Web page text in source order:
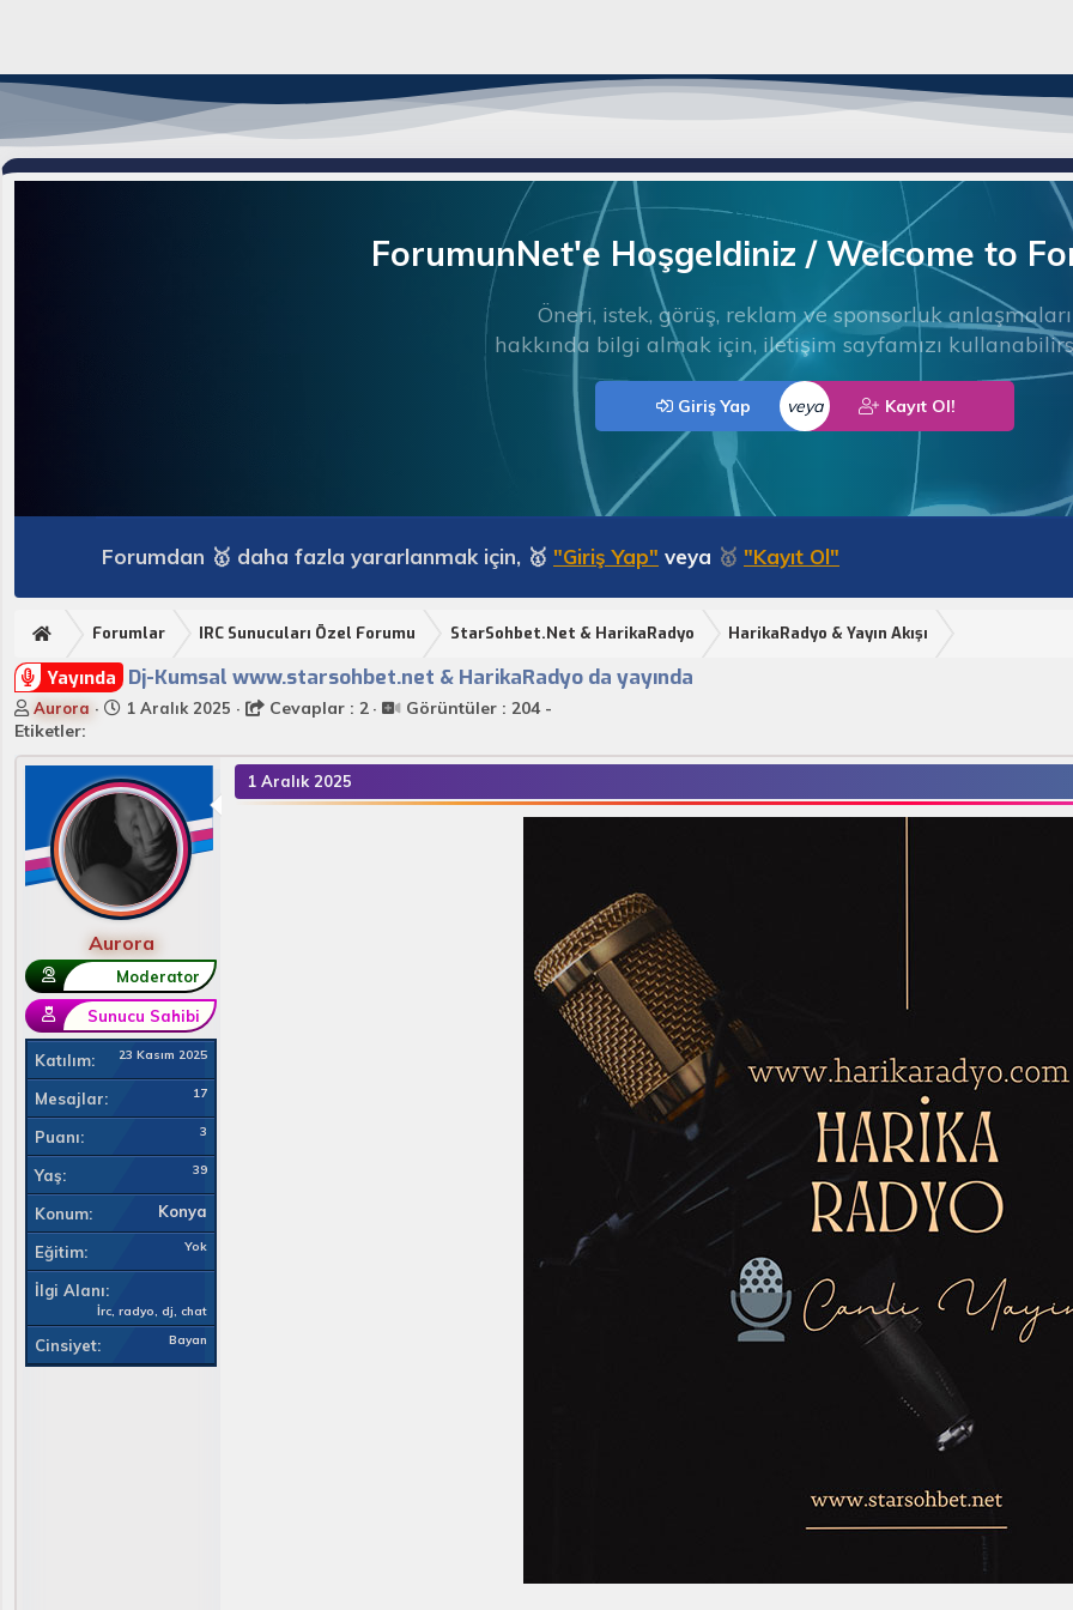
ForumunNet'e Hoşgeldiniz / Welcome to
Öneri, istek, görüş, reklam ve sponsorluk anlaşmaları
hakkında bilgi almak için, iletişim sayfamızı
Giriş Yap veya Kayıt Ol!
Forumdan 🥇 daha fazla yararlanmak için, 🥇 "Giriş Yap" veya 🥇 "Kayıt Ol"
Forumlar IRC Sunucuları Özel Forumu StarSohbet.Net & HarikaRadyo HarikaRadyo & Yayın Akışı
Yayında Dj-Kumsal www.starsohbet.net & HarikaRadyo da yayında
K
o
n
B
a
ş
t
a
n
Aurora
B
ş
l
a
n
g
t
a
r
i
h
i
1 Aralık 2025 Cevaplar : 2
Görüntüler : 204 -
Etiketler:
Aurora
Moderator
Sunucu Sahibi
Katılım 23 Kasım 2025
Mesajlar 17
Puanı 3
Yaş 39
Konum Konya
Eğitim Yok
İlgi Alanı
İrc, radyo, dj, chat
Cinsiyet Bayan
1 Aralık 2025